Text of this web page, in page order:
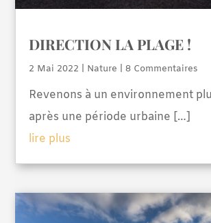
DIRECTION LA PLAGE !
2 Mai 2022 Nature | 8 Commentaires
Revenons à un environnement
après une période urbaine […]
lire plus